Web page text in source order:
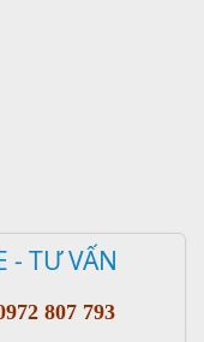
- TƯ VẤN
807 793